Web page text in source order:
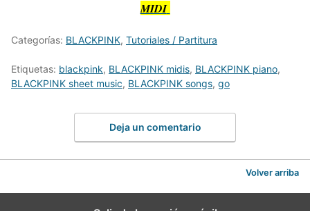
MIDI
Categorías: BLACKPINK, Tutoriales / Partitura
Etiquetas: blackpink, BLACKPINK midis, BLACKPINK piano,
BLACKPINK sheet music, BLACKPINK songs, go
Deja un comentario
Volver arriba